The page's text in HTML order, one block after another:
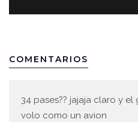
COMENTARIOS
34 pases?? jajaja claro y
volo como un avion